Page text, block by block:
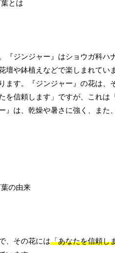
『ジンジャー』はショウガ科
や鉢植えなどで楽しまれてい
す。『ジンジャー』の花は、
を信頼します」ですが、これ
』は、乾燥や暑さに強く、また
、その花には「あなたを信頼し